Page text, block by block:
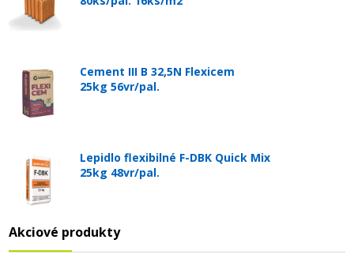
Cement III B 32,5N Flexicem
25kg 56vr/pal.
Lepidlo flexibilné F-DBK Quick Mix
25kg 48vr/pal.
Akciové produkty